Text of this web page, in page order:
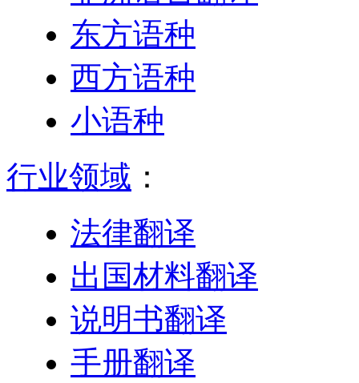
东方语种
西方语种
小语种
行业领域 ：
法律翻译
出国材料翻译
说明书翻译
手册翻译